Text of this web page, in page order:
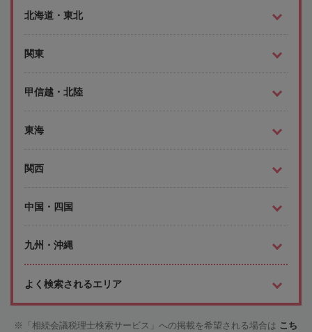
北海道・東北
関東
甲信越・北陸
東海
関西
中国・四国
九州・沖縄
よく検索されるエリア
「相続会議税理士検索サービス」への掲載を希望される場合は こち